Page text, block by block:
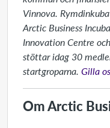
Vinnova.
Arctic Business
Innovation Centre
stöttar idag 30
startgroparna. Gilla
Om Arctic